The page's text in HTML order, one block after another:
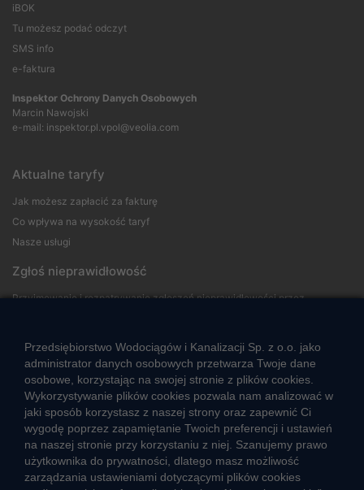
iBOK
Tu możesz podać odczyt
SMS info
e-faktura
Inspektor Ochrony Danych Osobowych
Marcin Nawojski
e-mail: inspektor.pl.vpol@veolia.com
Aktualne taryfy
Jak możesz zapłacić za fakturę
Co wpływa na wysokość taryf
Nasze usługi
Zgłoś nieprawidłowość
Przyjmowanie i rozpatrywanie zgłoszeń nieprawidłowości przez
Strefa klienta
Aktualności
Informacja o jakości wody
Informacje o przerwach w dostawie wody
Pogotowie wodociągowe
Jak oszczędzać wodę
Przedsiębiorstwo Wodociągów i Kanalizacji Sp. z o.o. jako
administrator danych osobowych przetwarza Twoje dane
osobowe, korzystając na swojej stronie z plików cookies.
Wykorzystywanie plików cookies pozwala nam analizować w
jaki sposób korzystasz z naszej strony oraz zapewnić Ci
wygodę poprzez zapamiętanie Twoich preferencji i ustawień
na naszej stronie przy korzystaniu z niej. Szanujemy prawo
użytkownika do prywatności, dlatego masz możliwość
zarządzania ustawieniami dotyczącymi plików cookies